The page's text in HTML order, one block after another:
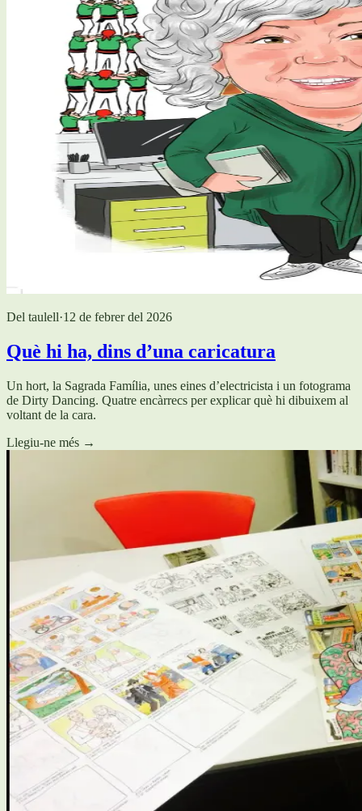
Del taulell·12 de febrer del 2026
Què hi ha, dins d’una caricatura
Un hort, la Sagrada Família, unes eines d’electricista i un fotograma
de Dirty Dancing. Quatre encàrrecs per explicar què hi dibuixem al
voltant de la cara.
Llegiu-ne més →